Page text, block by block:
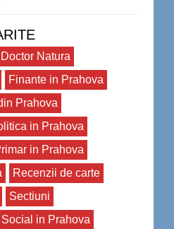
Doctor Natura
Finante in Prahova
Prahova
in Prahova
in Prahova
Recenzii de carte
Sectiuni
Social in Prahova